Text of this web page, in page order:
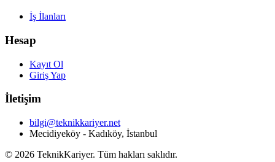
İş İlanları
Hesap
Kayıt Ol
Giriş Yap
İletişim
bilgi@teknikkariyer.net
Mecidiyeköy - Kadıköy, İstanbul
© 2026 TeknikKariyer. Tüm hakları saklıdır.